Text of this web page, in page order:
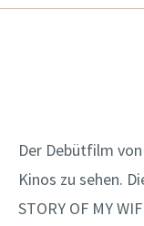
Der Debütfilm
Kinos zu sehen.
STORY OF MY